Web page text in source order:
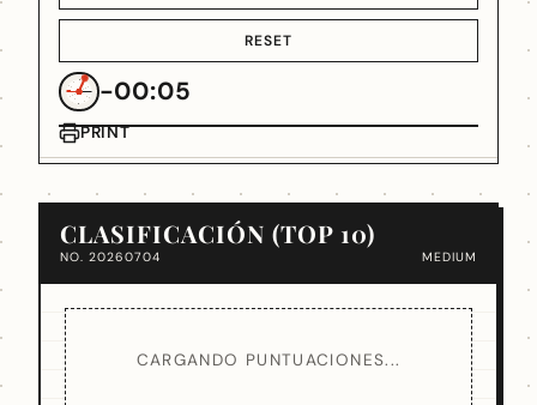
RESET
-00:05
PRINT
CLASIFICACIÓN (TOP 10)
NO. 20260704 MEDIUM
CARGANDO PUNTUACIONES...